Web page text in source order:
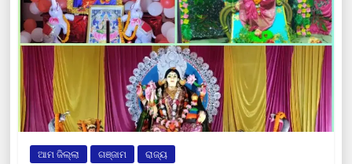
ଆମ ଜିଲ୍ଲା ଗଞ୍ଜାମ ରାଜ୍ୟ